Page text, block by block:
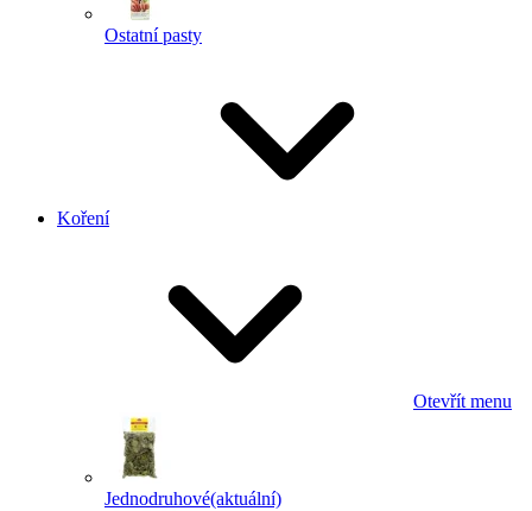
Ostatní pasty
Koření
Otevřít menu
Jednodruhové(aktuální)